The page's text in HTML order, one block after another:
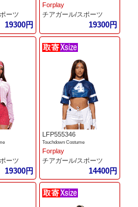
ーツ
19300円
Forplay
チアガール/スポーツ
19300円
ーツ
19300円
LFP555346
Touchdown Costume
Forplay
チアガール/スポーツ
14400円